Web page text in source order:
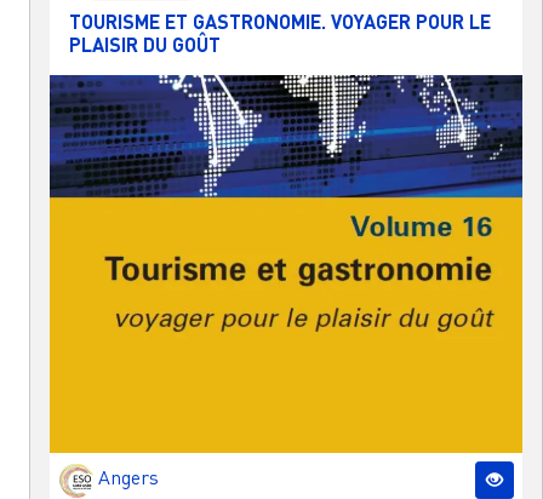
TOURISME ET GASTRONOMIE. VOYAGER POUR LE
PLAISIR DU GOÛT
Angers